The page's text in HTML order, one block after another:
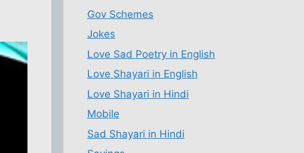
Gov Schemes
Jokes
Love Sad Poetry in English
Love Shayari in English
Love Shayari in Hindi
Mobile
Sad Shayari in Hindi